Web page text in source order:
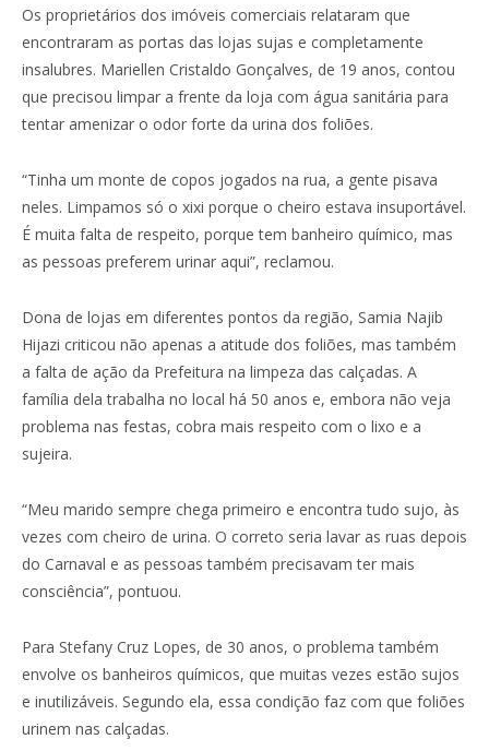
Os proprietários dos imóveis comerciais relataram que
encontraram as portas das lojas sujas e completamente
insalubres. Mariellen Cristaldo Gonçalves, de 19 anos, contou
que precisou limpar a frente da loja com água sanitária para
tentar amenizar o odor forte da urina dos foliões.
“Tinha um monte de copos jogados na rua, a gente pisava
neles. Limpamos só o xixi porque o cheiro estava insuportável.
É muita falta de respeito, porque tem banheiro químico, mas
as pessoas preferem urinar aqui”, reclamou.
Dona de lojas em diferentes pontos da região, Samia Najib
Hijazi criticou não apenas a atitude dos foliões, mas também
a falta de ação da Prefeitura na limpeza das calçadas. A
família dela trabalha no local há 50 anos e, embora não veja
problema nas festas, cobra mais respeito com o lixo e a
sujeira.
“Meu marido sempre chega primeiro e encontra tudo sujo, às
vezes com cheiro de urina. O correto seria lavar as ruas depois
do Carnaval e as pessoas também precisavam ter mais
consciência”, pontuou.
Para Stefany Cruz Lopes, de 30 anos, o problema também
envolve os banheiros químicos, que muitas vezes estão sujos
e inutilizáveis. Segundo ela, essa condição faz com que foliões
urinem nas calçadas.